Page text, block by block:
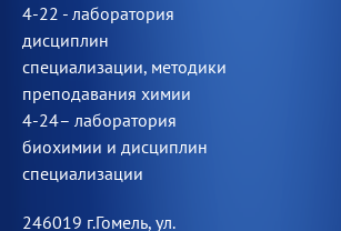
4-22 - лаборатория
дисциплин
специализации, методики
преподавания химии
4-24– лаборатория
биохимии и дисциплин
специализации
246019 г.Гомель, ул.